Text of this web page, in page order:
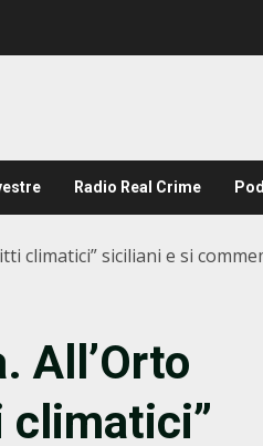
Radio Real Crime
climatici” siciliani e si
All’Orto
climatici”